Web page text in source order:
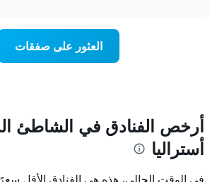
المخطط
1
محور
Y
الذي
محور
الذي
يعرض
العثور على صفقات
أرخص الفنادق في الشاطئ
أستراليا